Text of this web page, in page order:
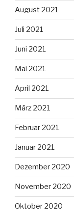
August 2021
Juli 2021
Juni 2021
Mai 2021
April 2021
März 2021
Februar 2021
Januar 2021
Dezember 2020
November 2020
Oktober 2020